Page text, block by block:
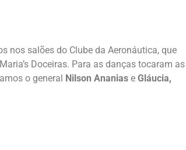
nos salões do Clube da Aeronáutica, que
Doceiras. Para as danças tocaram as
o general Nilson Ananias e Gláucia,